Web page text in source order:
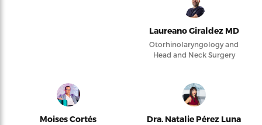
Laureano Giraldez MD
Otorhinolaryngology and
Head and Neck Surgery
Moises Cortés Dra. Natalie Pérez Luna